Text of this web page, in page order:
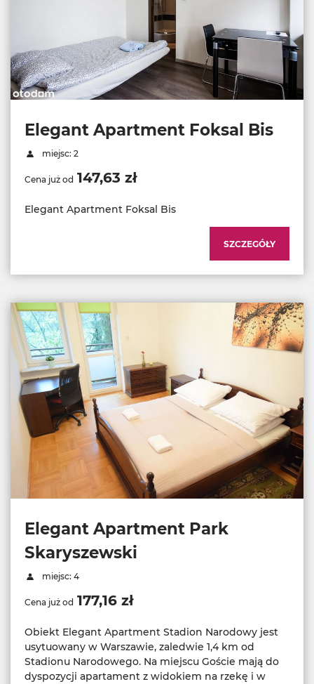
Elegant Apartment Foksal Bis
miejsc: 2
Cena już od 147,63 zł
Elegant Apartment Foksal Bis
SZCZEGÓŁY
Elegant Apartment Park
Skaryszewski
miejsc: 4
Cena już od 177,16 zł
Obiekt Elegant Apartment Stadion Narodowy jest
usytuowany w Warszawie, zaledwie 1,4 km od
Stadionu Narodowego. Na miejscu Goście mają do
dyspozycji apartament z widokiem na rzekę i w